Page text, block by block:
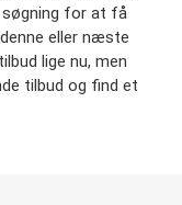
søgning for at få
eller næste
lige nu, men
tilbud og find et